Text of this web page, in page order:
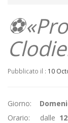
Pubblicato il : 10
Giorno:
Orario: dalle